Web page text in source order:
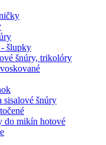
šlupky
šnúry, trikolóry
sisalové šnúry
do mikín hotové